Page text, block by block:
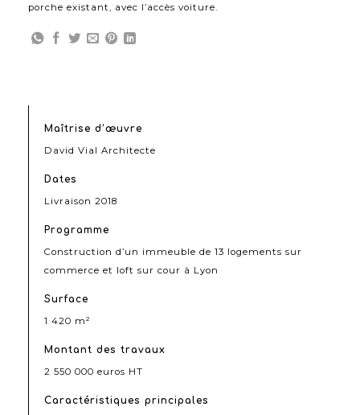
porche existant, avec l’accès voiture.
Maîtrise d’œuvre
David Vial Architecte
Dates
Livraison 2018
Programme
Construction d’un immeuble de 13 logements sur
commerce et loft sur cour à Lyon
Surface
1 420 m²
Montant des travaux
2 550 000 euros HT
Caractéristiques principales